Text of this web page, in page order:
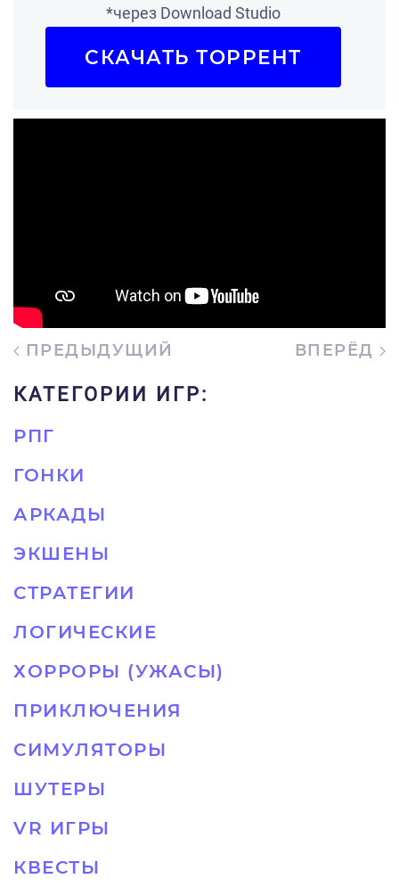
*через Download Studio
СКАЧАТЬ ТОРРЕНТ
ПРЕДЫДУЩИЙ ВПЕРЁД
КАТЕГОРИИ ИГР:
РПГ
ГОНКИ
АРКАДЫ
ЭКШЕНЫ
СТРАТЕГИИ
ЛОГИЧЕСКИЕ
ХОРРОРЫ (УЖАСЫ)
ПРИКЛЮЧЕНИЯ
СИМУЛЯТОРЫ
ШУТЕРЫ
VR ИГРЫ
КВЕСТЫ